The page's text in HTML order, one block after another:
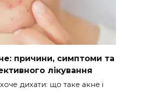
причини, симптоми та
лікування
дихати: що таке акне і